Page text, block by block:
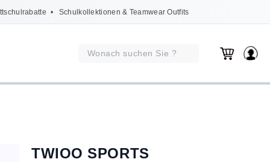
• Schulkollektionen & Teamwear Outfits
TWIOO SPORTS